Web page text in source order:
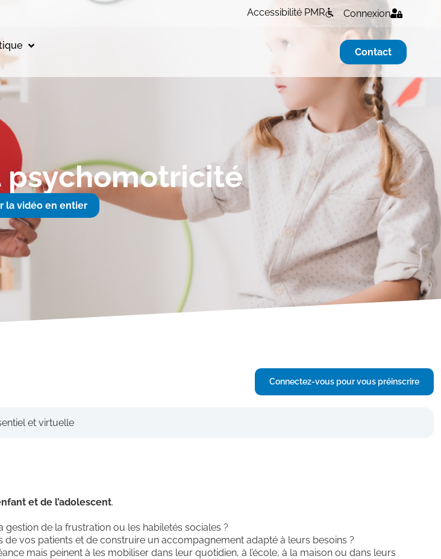
Accessibilité PMR Connexion
Contact
psychomotricité
la vidéo en entier
Connectez-vous pour vous préinscrire
et virtuelle
et de l’adolescent.
de la frustration ou les habiletés sociales ?
vos patients et de construire un accompagnement adapté à leurs besoins ?
mais peinent à les mobiliser dans leur quotidien, à l’école, à la maison ou dans leurs